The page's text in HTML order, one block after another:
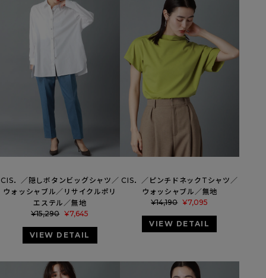
CIS．／隠しボタンビッグシャツ／
ウォッシャブル／リサイクルポリ
エステル／無地
¥15,290 ¥7,645
VIEW DETAIL
CIS．／ピンチドネックTシャツ／
ウォッシャブル／無地
¥14,190 ¥7,095
VIEW DETAIL